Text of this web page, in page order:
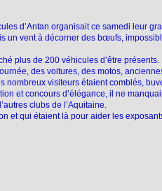
d’Antan organisait ce samedi leur
un vent à décorner des bœufs,
plus de 200 véhicules d’être présents.
des voitures, des motos,
nombreux visiteurs étaient comblés,
et concours d’élégance, il ne
clubs de l’Aquitaine.
et qui étaient là pour aider les